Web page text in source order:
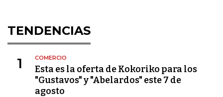
TENDENCIAS
1 COMERCIO
Esta es la oferta de Kokoriko para los
"Gustavos" y "Abelardos" este 7 de
agosto